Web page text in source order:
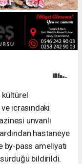
kültürel
icrasındaki
unvanlı
hastaneye
by-pass ameliyatı
bildirildi.